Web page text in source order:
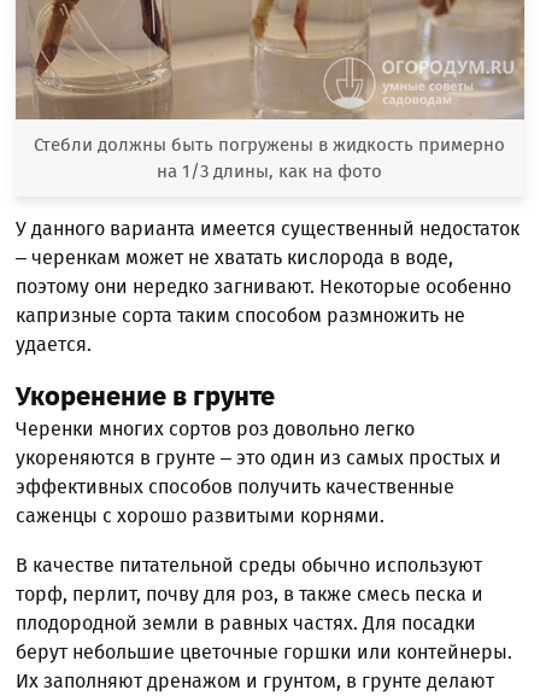
Стебли должны быть погружены в жидкость примерно
на 1/3 длины, как на фото
У данного варианта имеется существенный недостаток
– черенкам может не хватать кислорода в воде,
поэтому они нередко загнивают. Некоторые особенно
капризные сорта таким способом размножить не
удается.
Укоренение в грунте
Черенки многих сортов роз довольно легко
укореняются в грунте – это один из самых простых и
эффективных способов получить качественные
саженцы с хорошо развитыми корнями.
В качестве питательной среды обычно используют
торф, перлит, почву для роз, в также смесь песка и
плодородной земли в равных частях. Для посадки
берут небольшие цветочные горшки или контейнеры.
Их заполняют дренажом и грунтом, в грунте делают